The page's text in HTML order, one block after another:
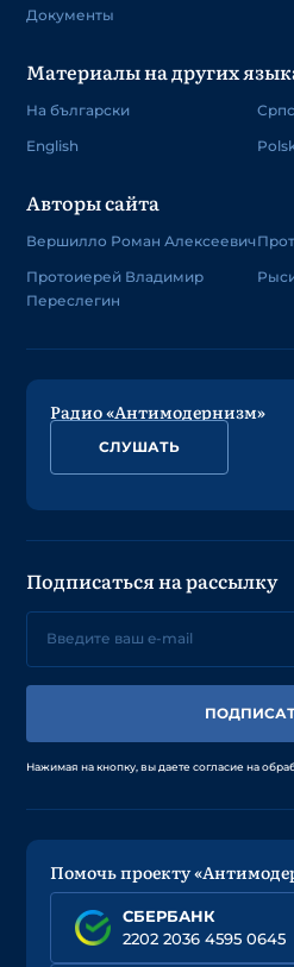
Документы
Материалы на других
На български
English
Авторы сайта
Вершилло Роман Алексеевич
Протоиерей Владимир
Переслегин
Радио «Антимодернизм»
СЛУШАТЬ
Подписаться на рассылку
Нажимая на кнопку, вы даете согласие на
Помочь проекту
СБЕРБАНК
2202 2036 4595 0645